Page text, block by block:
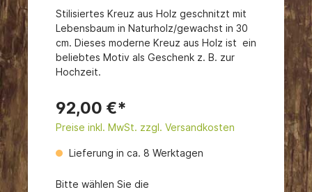
Stilisiertes Kreuz aus Holz geschnitzt mit
Lebensbaum in Naturholz/gewachst in 30
cm. Dieses moderne Kreuz aus Holz ist ein
beliebtes Motiv als Geschenk z. B. zur
Hochzeit.
92,00 €*
Preise inkl. MwSt. zzgl. Versandkosten
Lieferung in ca. 8 Werktagen
Bitte wählen Sie die